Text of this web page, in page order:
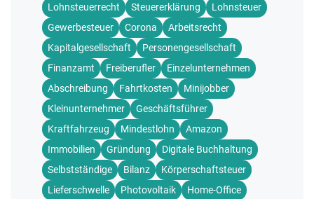
Lohnsteuerrecht
Steuererklärung
Lohnsteuer
Gewerbesteuer
Corona
Arbeitsrecht
Kapitalgesellschaft
Personengesellschaft
Finanzamt
Freiberufler
Einzelunternehmen
Abschreibung
Fahrtkosten
Minijobber
Kleinunternehmer
Geschäftsführer
Kraftfahrzeug
Mindestlohn
Amazon
Immobilien
Gründung
Digitale Buchhaltung
Selbstständige
Bilanz
Körperschaftsteuer
Lieferschwelle
Photovoltaik
Home-Office